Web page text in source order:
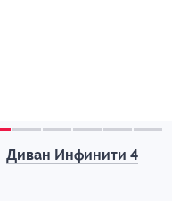
Диван Инфинити 4